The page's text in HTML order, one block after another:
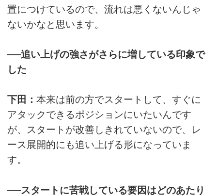
置につけているので、流れは悪くないんじゃ
ないかなと思います。
──追い上げの強さがさらに増している印象で
した
下田： 本来は前の方でスタートして、すぐに
アタックできるポジションにいたいんです
が、スタートが改善しきれていないので、レ
ース展開的にも追い上げる形になっていま
す。
──スタートに苦戦している要因はどのあたり